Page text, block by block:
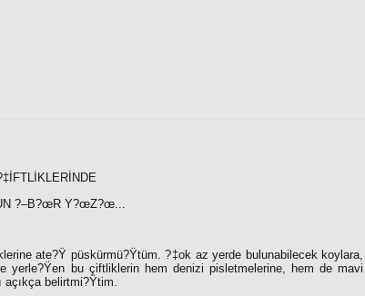
?–B?œR Y?œZ?œ...
ate?Ÿ püskürmü?Ÿtüm. ?‡ok az yerde bulunabilecek koylara,
yerle?Ÿen bu çiftliklerin hem denizi pisletmelerine, hem de mavi
açıkça belirtmi?Ÿtim.